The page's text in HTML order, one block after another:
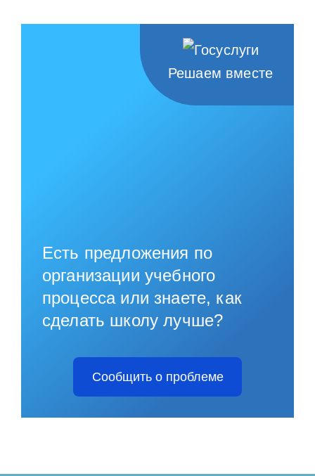
Решаем вместе
Есть предложения по
организации учебного
процесса или знаете, как
сделать школу лучше?
Сообщить о проблеме